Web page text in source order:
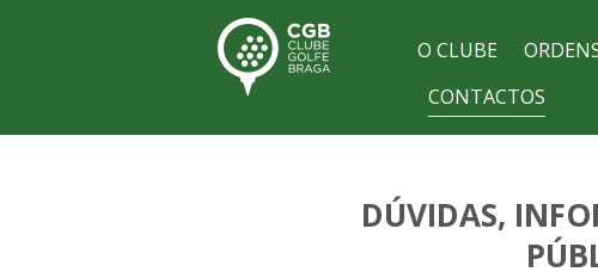
O CLUBE
CONTACTOS
DÚVIDAS,